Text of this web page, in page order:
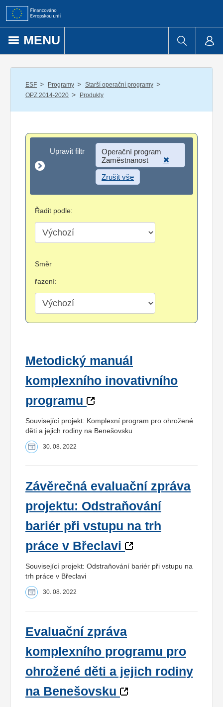
Přejít k obsahu
MENU
ESF / Programy / Starší operační programy /
OPZ 2014-2020 / Produkty
Upravit filtr
Upravit filtr
Operační program
Zaměstnanost
Zrušit vše
Řadit podle:
Směr
řazení:
Metodický manuál
komplexního inovativního
programu
Související projekt: Komplexní program pro ohrožené
děti a jejich rodiny na Benešovsku
30. 08. 2022
Závěrečná evaluační zpráva
projektu: Odstraňování
bariér při vstupu na trh
práce v Břeclavi
Související projekt: Odstraňování bariér při vstupu na
trh práce v Břeclavi
30. 08. 2022
Evaluační zpráva
komplexního programu pro
ohrožené děti a jejich rodiny
na Benešovsku